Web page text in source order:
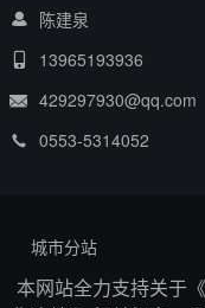
陈建泉
13965193936
429297930@qq.com
0553-5314052
城市分站
本网站全力支持关于